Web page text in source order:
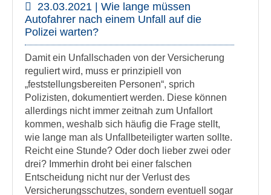
23.03.2021 | Wie lange müssen
Autofahrer nach einem Unfall auf die
Polizei warten?
Damit ein Unfallschaden von der Versicherung
reguliert wird, muss er prinzipiell von
„feststellungsbereiten Personen“, sprich
Polizisten, dokumentiert werden. Diese können
allerdings nicht immer zeitnah zum Unfallort
kommen, weshalb sich häufig die Frage stellt,
wie lange man als Unfallbeteiligter warten sollte.
Reicht eine Stunde? Oder doch lieber zwei oder
drei? Immerhin droht bei einer falschen
Entscheidung nicht nur der Verlust des
Versicherungsschutzes, sondern eventuell sogar